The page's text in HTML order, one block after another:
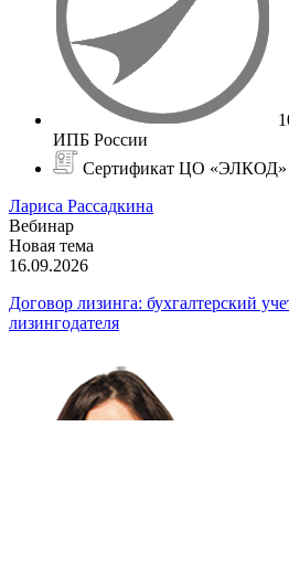
ИПБ России
Сертификат ЦО «ЭЛКОД»
Лариса Рассадкина
Вебинар
Новая тема
16.09.2026
Договор лизинга: бухгалтерский
лизингодателя